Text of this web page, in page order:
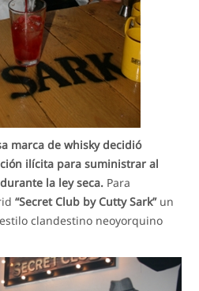
marca de whisky decidió
ilícita para suministrar al
la ley seca. Para
“Secret Club by Cutty Sark”un
clandestino neoyorquino